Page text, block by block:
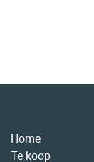
Home
Te koop